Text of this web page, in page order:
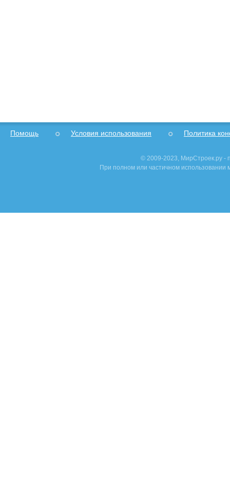
Помощь Условия использования Политика
© 2009-2023, МирСтроек.ру -
При полном или частичном использовании